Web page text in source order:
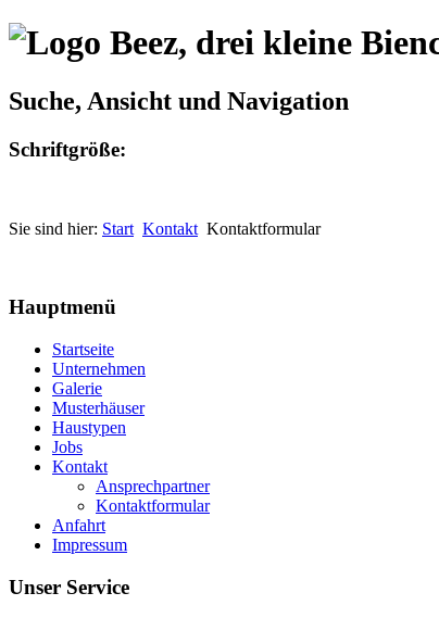
Suche, Ansicht und Navigation
Schriftgröße:
Sie sind hier: Start Kontakt Kontaktformular
Hauptmenü
Startseite
Unternehmen
Galerie
Musterhäuser
Haustypen
Jobs
Kontakt
Ansprechpartner
Kontaktformular
Anfahrt
Impressum
Unser Service